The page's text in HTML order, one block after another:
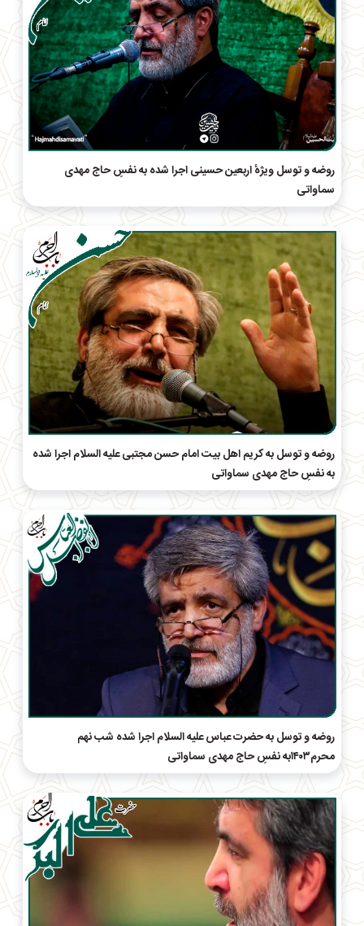
روضه و توسل ویژهٔ اربعین حسینی اجرا شده به نفسِ حاج مهدی
سماواتی
روضه و توسل به کریم اهل بیت امام حسن مجتبی علیه السلام اجرا شده
به نفسِ حاج مهدی سماواتی
روضه و توسل به حضرت عباس علیه السلام اجرا شده شب نهم
محرم۱۴۰۳به نفسِ حاج مهدی سماواتی